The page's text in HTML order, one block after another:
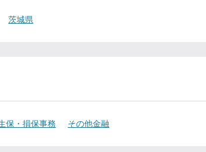
茨城県
保・損保事務 その他金融